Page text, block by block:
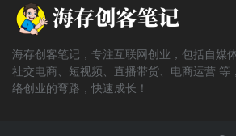
海存创客笔记，专注互联网创业，包括自媒
社交电商、短视频、直播带货、电商运营 等
络创业的弯路，快速成长！